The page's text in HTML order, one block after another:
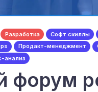
Разработка Софт скиллы
Продакт-менеджмент
анализ
форум